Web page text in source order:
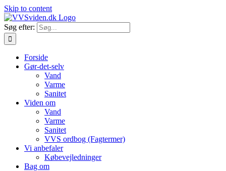
Skip to content
Søg efter:
Forside
Gør-det-selv
Vand
Varme
Sanitet
Viden om
Vand
Varme
Sanitet
VVS ordbog (Fagtermer)
Vi anbefaler
Købevejledninger
Bag om